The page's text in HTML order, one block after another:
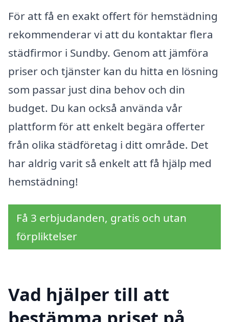
För att få en exakt offert för hemstädning
rekommenderar vi att du kontaktar flera
städfirmor i Sundby. Genom att jämföra
priser och tjänster kan du hitta en lösning
som passar just dina behov och din
budget. Du kan också använda vår
plattform för att enkelt begära offerter
från olika städföretag i ditt område. Det
har aldrig varit så enkelt att få hjälp med
hemstädning!
Få 3 erbjudanden, gratis och utan
förpliktelser
Vad hjälper till att